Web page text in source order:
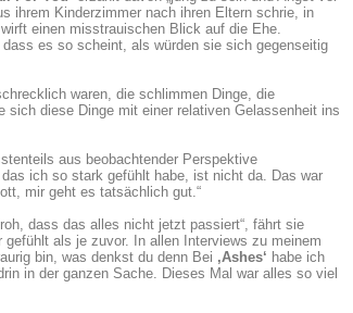
ihrem Kinderzimmer nach ihren Eltern schrie, in
wirft einen misstrauischen Blick auf die Ehe.
es so scheint, als würden sie sich gegenseitig
waren, die schlimmen Dinge, die
sich diese Dinge mit einer relativen Gelassenheit ins
aus beobachtender Perspektive
ich so stark gefühlt habe, ist nicht da. Das war
mir geht es tatsächlich gut.“
dass das alles nicht jetzt passiert“, fährt sie
als je zuvor. In allen Interviews zu meinem
bin, was denkst du denn Bei ,Ashes‘ habe ich
in der ganzen Sache. Dieses Mal war alles so viel